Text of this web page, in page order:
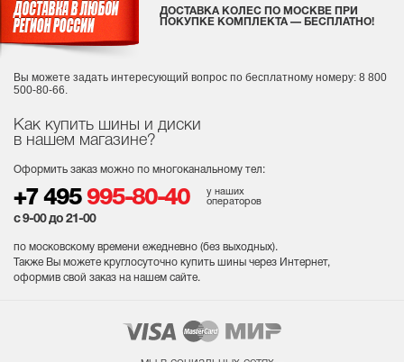
Как купить шины и диски
в нашем магазине?
Оформить заказ можно по многоканальному тел:
+7 495 995-80-40
у наших
операторов
с 9-00 до 21-00
по московскому времени ежедневно (без выходных).
Также Вы можете круглосуточно купить шины через Интернет,
оформив свой заказ на нашем сайте.
ДОСТАВКА КОЛЕС ПО МОСКВЕ ПРИ
ПОКУПКЕ КОМПЛЕКТА — БЕСПЛАТНО!
Вы можете задать интересующий вопрос по бесплатному номеру: 8 800
500-80-66.